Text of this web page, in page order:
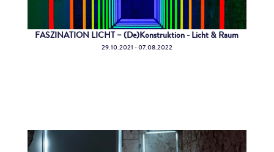
FASZINATION LICHT – (De)Konstruktion - Licht & Raum
29.10.2021 - 07.08.2022